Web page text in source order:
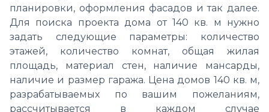
планировки, оформления фасадов и так далее.
Для поиска проекта дома от 140 кв. м нужно
задать следующие параметры: количество
этажей, количество комнат, общая жилая
площадь, материал стен, наличие мансарды,
наличие и размер гаража. Цена домов 140 кв. м,
разрабатываемых по вашим пожеланиям,
рассчитывается в каждом случае